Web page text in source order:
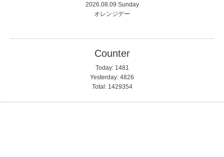
2026.08.09 Sunday
オレンジデー
Counter
Today: 1481
Yesterday: 4826
Total: 1429354